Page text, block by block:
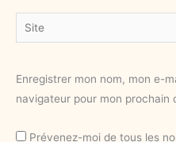
Site
Enregistrer mon nom, mon e-
navigateur pour mon prochain
Prévenez-moi de tous les